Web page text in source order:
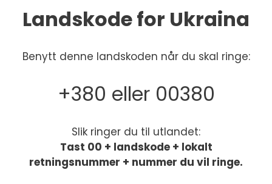
Landskode for Ukraina
Benytt denne landskoden når du skal ringe:
+380 eller 00380
Slik ringer du til utlandet:
Tast 00 + landskode + lokalt
retningsnummer + nummer du vil ringe.